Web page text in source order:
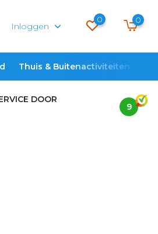
Inloggen
0 0
Thuis & Buitenactiviteiten
DOOR
9